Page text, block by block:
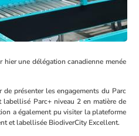
hier une délégation canadienne menée
présenter les engagements du Parc
Parc+ niveau 2 en matière de
a également pu visiter la plateforme
et labellisée BiodiverCity Excellent.